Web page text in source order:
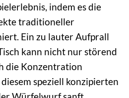
indem es die
traditioneller
Ein zu lauter Aufprall
kann nicht nur störend
die Konzentration
speziell konzipierten